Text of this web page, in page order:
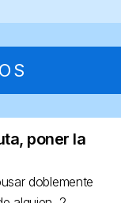
poner la
doblemente